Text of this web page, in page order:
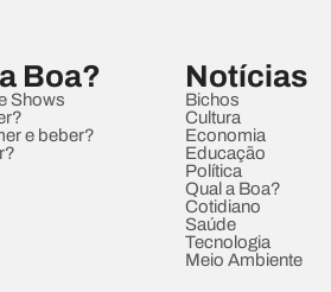
Boa?
Shows
e beber?
Notícias
Bichos
Cultura
Economia
Educação
Política
Qual a Boa?
Cotidiano
Saúde
Tecnologia
Meio Ambiente